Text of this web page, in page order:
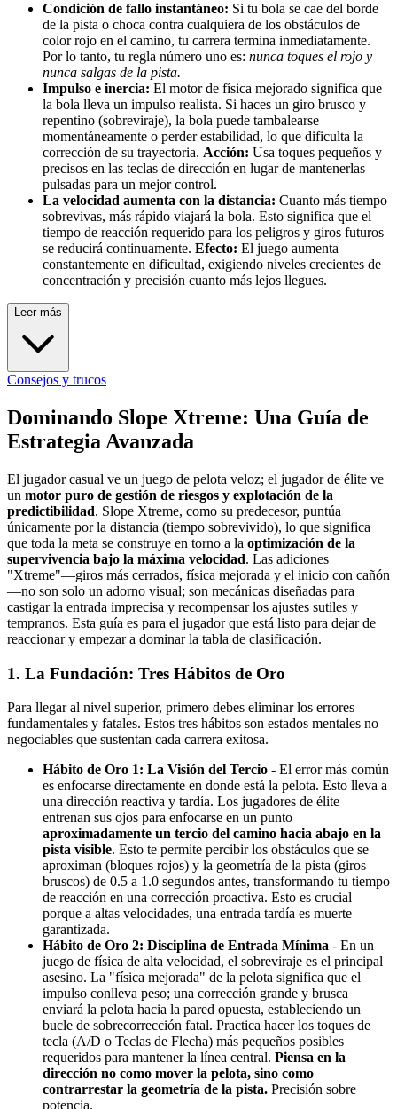
Condición de fallo instantáneo: Si tu bola se cae del borde
de la pista o choca contra cualquiera de los obstáculos de
color rojo en el camino, tu carrera termina inmediatamente.
Por lo tanto, tu regla número uno es: nunca toques el rojo y
nunca salgas de la pista.
Impulso e inercia: El motor de física mejorado significa que
la bola lleva un impulso realista. Si haces un giro brusco y
repentino (sobreviraje), la bola puede tambalearse
momentáneamente o perder estabilidad, lo que dificulta la
corrección de su trayectoria. Acción: Usa toques pequeños y
precisos en las teclas de dirección en lugar de mantenerlas
pulsadas para un mejor control.
La velocidad aumenta con la distancia: Cuanto más tiempo
sobrevivas, más rápido viajará la bola. Esto significa que el
tiempo de reacción requerido para los peligros y giros futuros
se reducirá continuamente. Efecto: El juego aumenta
constantemente en dificultad, exigiendo niveles crecientes de
concentración y precisión cuanto más lejos llegues.
Leer más
Consejos y trucos
Dominando Slope Xtreme: Una Guía de
Estrategia Avanzada
El jugador casual ve un juego de pelota veloz; el jugador de élite ve
un motor puro de gestión de riesgos y explotación de la
predictibilidad. Slope Xtreme, como su predecesor, puntúa
únicamente por la distancia (tiempo sobrevivido), lo que significa
que toda la meta se construye en torno a la optimización de la
supervivencia bajo la máxima velocidad. Las adiciones
"Xtreme"—giros más cerrados, física mejorada y el inicio con cañón
—no son solo un adorno visual; son mecánicas diseñadas para
castigar la entrada imprecisa y recompensar los ajustes sutiles y
tempranos. Esta guía es para el jugador que está listo para dejar de
reaccionar y empezar a dominar la tabla de clasificación.
1. La Fundación: Tres Hábitos de Oro
Para llegar al nivel superior, primero debes eliminar los errores
fundamentales y fatales. Estos tres hábitos son estados mentales no
negociables que sustentan cada carrera exitosa.
Hábito de Oro 1: La Visión del Tercio - El error más común
es enfocarse directamente en donde está la pelota. Esto lleva a
una dirección reactiva y tardía. Los jugadores de élite
entrenan sus ojos para enfocarse en un punto
aproximadamente un tercio del camino hacia abajo en la
pista visible. Esto te permite percibir los obstáculos que se
aproximan (bloques rojos) y la geometría de la pista (giros
bruscos) de 0.5 a 1.0 segundos antes, transformando tu tiempo
de reacción en una corrección proactiva. Esto es crucial
porque a altas velocidades, una entrada tardía es muerte
garantizada.
Hábito de Oro 2: Disciplina de Entrada Mínima - En un
juego de física de alta velocidad, el sobreviraje es el principal
asesino. La "física mejorada" de la pelota significa que el
impulso conlleva peso; una corrección grande y brusca
enviará la pelota hacia la pared opuesta, estableciendo un
bucle de sobrecorrección fatal. Practica hacer los toques de
tecla (A/D o Teclas de Flecha) más pequeños posibles
requeridos para mantener la línea central. Piensa en la
dirección no como mover la pelota, sino como
contrarrestar la geometría de la pista. Precisión sobre
potencia.